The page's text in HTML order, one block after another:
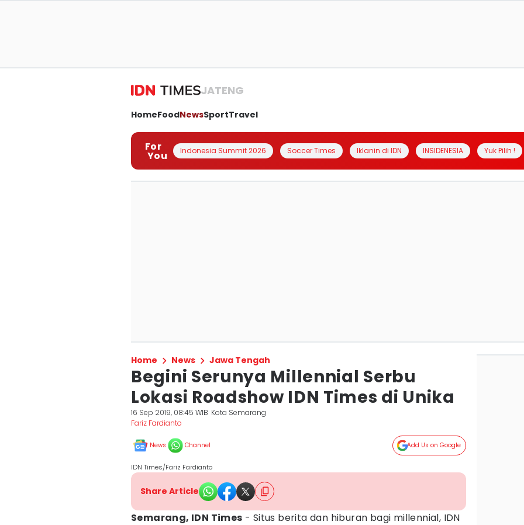
JATENG
HomeFoodNewsSportTravel
For
You Indonesia Summit 2026 Soccer Times Iklanin di IDN INSIDENESIA Yuk Pilih !
Home News Jawa Tengah
Begini Serunya Millennial Serbu
Lokasi Roadshow IDN Times di Unika
16 Sep 2019, 08:45 WIB Kota Semarang
Fariz Fardianto
News Channel Add Us on Google
IDN Times/Fariz Fardianto
Share Article
Semarang, IDN Times - Situs berita dan hiburan bagi millennial, IDN